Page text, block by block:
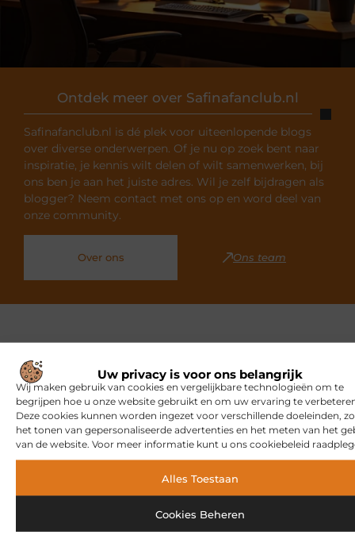
Uw privacy is voor ons belangrijk
Wij maken gebruik van cookies en vergelijkbare technologieën om te
begrijpen hoe u onze website gebruikt en om uw ervaring te
Deze cookies kunnen worden ingezet voor verschillende doeleinden,
het tonen van gepersonaliseerde advertenties en het meten van het
van de website. Voor meer informatie kunt u ons cookiebeleid
Alles Toestaan
Cookies Beheren
Ontdek meer over Safinafanclub.nl
Safinafanclub.nl is dé plek voor uiteenlopende blogs
over diverse onderwerpen. Of je nu op zoek bent naar
inspiratie, je kennis wilt delen of wilt samenwerken, bij
ons ben je aan het juiste adres. Wil je zelf bijdragen als
blogger? Neem contact met ons op en word deel van
onze community.
Over ons Ons team
Gerelateerde artikelen die u
mogelijk interesseren